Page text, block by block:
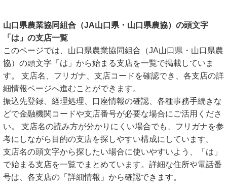
山口県農業協同組合（JA山口県・山口県農協）の頭文字
「は」の支店一覧
このページでは、山口県農業協同組合（JA山口県・山口県農
協）の頭文字「は」から始まる支店を一覧で掲載していま
す。 支店名、フリガナ、支店コードを確認でき、各支店の詳
細情報ページへ進むことができます。
振込先登録、経理処理、口座情報の確認、各種事務手続きな
どで金融機関コードや支店番号が必要な場合にご活用くださ
い。 支店名の読み方が分かりにくい場合でも、フリガナを参
考にしながら目的の支店を探しやすい構成にしています。
支店名の頭文字から探したい場合に使いやすいよう、「は」
で始まる支店を一覧でまとめています。詳細な住所や電話番
号は、各支店の「詳細情報」から確認できます。